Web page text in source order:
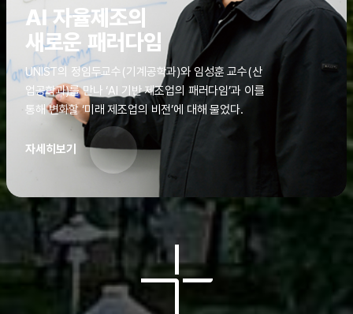
AI 자율제조의
새로운 패러다임
UNIST의 정임두교수(기계공학과)와 임성훈 교수(산
업공학과)를 만나 ‘AI 기반 제조업의 패러다임’과 이를
통해 변화할 ‘미래 제조업의 비전’에 대해 물었다.
자세히보기